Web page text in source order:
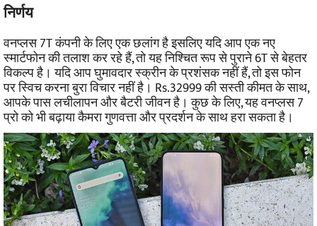
निर्णय
वनप्लस 7T कंपनी के लिए एक छलांग है इसलिए यदि आप एक नए
स्मार्टफोन की तलाश कर रहे हैं, तो यह निश्चित रूप से पुराने 6T से बेहतर
विकल्प है। यदि आप घुमावदार स्क्रीन के प्रशंसक नहीं हैं, तो इस फोन
पर स्विच करना बुरा विचार नहीं है। Rs.32999 की सस्ती कीमत के साथ,
आपके पास लचीलापन और बैटरी जीवन है। कुछ के लिए, यह वनप्लस 7
प्रो को भी बढ़ाया कैमरा गुणवत्ता और प्रदर्शन के साथ हरा सकता है।